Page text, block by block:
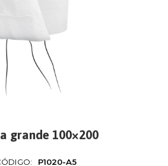
grande 100×200
P1020-A5